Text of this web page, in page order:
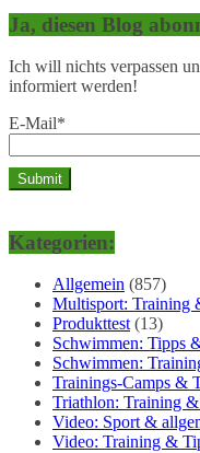
Ja, diesen Blog
Ich will nichts verpassen
informiert werden!
E-Mail*
Kategorien:
Allgemein (857)
Multisport: Training
Produkttest(13)
Schwimmen: Tipps
Schwimmen:
Trainings-Camps &
Triathlon: Training
Video: Sport &
Video: Training &